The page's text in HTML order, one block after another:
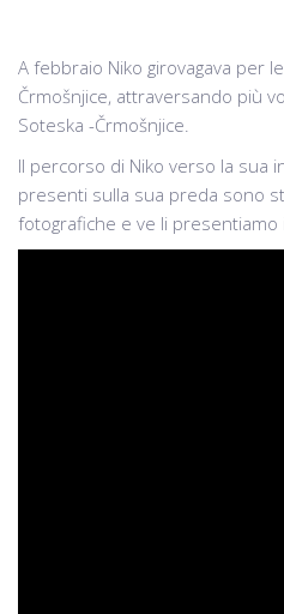
A febbraio Niko girovagava per
Črmošnjice, attraversando più
Soteska -Črmošnjice.
Il percorso di Niko verso la sua
presenti sulla sua preda sono
fotografiche e ve li